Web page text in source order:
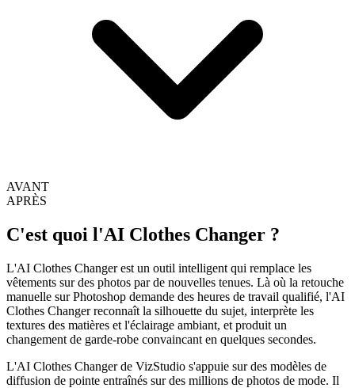
AVANT
APRÈS
C'est quoi l'AI Clothes Changer ?
L'AI Clothes Changer est un outil intelligent qui remplace les
vêtements sur des photos par de nouvelles tenues. Là où la retouche
manuelle sur Photoshop demande des heures de travail qualifié, l'AI
Clothes Changer reconnaît la silhouette du sujet, interprète les
textures des matières et l'éclairage ambiant, et produit un
changement de garde-robe convaincant en quelques secondes.
L'AI Clothes Changer de VizStudio s'appuie sur des modèles de
diffusion de pointe entraînés sur des millions de photos de mode. Il